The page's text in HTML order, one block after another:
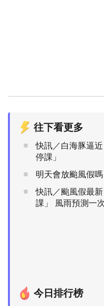
往下看更多
快訊／白海豚逼
停課」
明天會放颱風假
快訊／颱風假最
課」 風雨預測一
今日排行榜